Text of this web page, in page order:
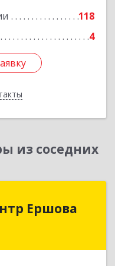
118
4
из соседних
Ершова
Ершова
Нижний Тагил г,